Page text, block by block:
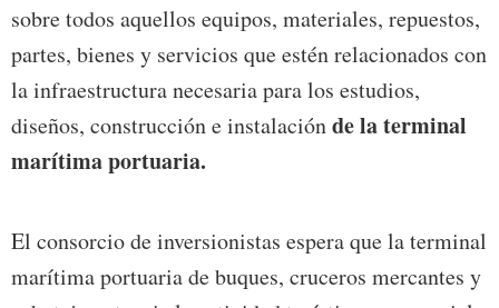
sobre todos aquellos equipos, materiales, repuestos,
partes, bienes y servicios que estén relacionados con
la infraestructura necesaria para los estudios,
diseños, construcción e instalaciónde la terminal
marítima portuaria.
El consorcio de inversionistas espera que la terminal
marítima portuaria de buques, cruceros mercantes y